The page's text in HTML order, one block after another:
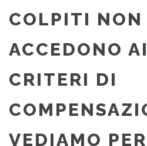
COLPITI NON
ACCEDONO
CRITERI DI
VEDIAMO